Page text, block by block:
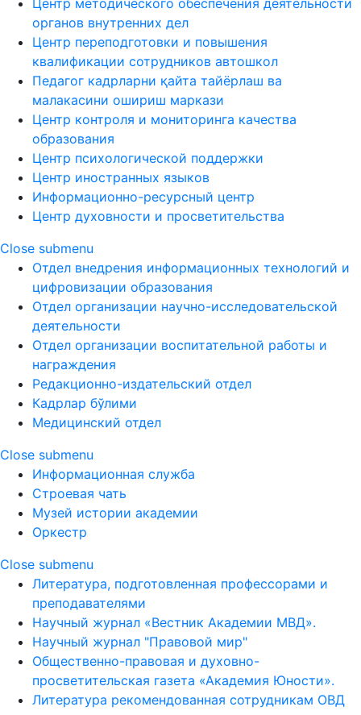
Центр методического обеспечения деятельности
органов внутренних дел
Центр переподготовки и повышения
квалификации сотрудников автошкол
Педагог кадрларни қайта тайёрлаш ва
малакасини ошириш маркази
Центр контроля и мониторинга качества
образования
Центр психологической поддержки
Центр иностранных языков
Информационно-ресурсный центр
Центр духовности и просветительства
Close submenu
Отдел внедрения информационных технологий и
цифровизации образования
Отдел организации научно-исследовательской
деятельности
Отдел организации воспитательной работы и
награждения
Редакционно-издательский отдел
Кадрлар бўлими
Медицинский отдел
Close submenu
Информационная служба
Строевая чать
Музей истории академии
Оркестр
Close submenu
Литература, подготовленная профессорами и
преподавателями
Научный журнал «Вестник Академии МВД».
Научный журнал "Правовой мир"
Общественно-правовая и духовно-
просветительская газета «Академия Юности».
Литература рекомендованная сотрудникам ОВД